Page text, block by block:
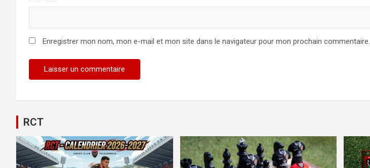
Enregistrer mon nom, mon e-mail et mon site dans le navigateur pour mon prochain commentaire.
RCT